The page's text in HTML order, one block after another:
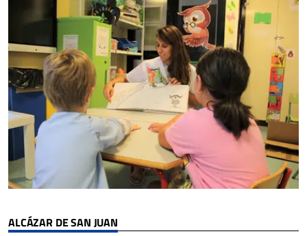
ALCÁZAR DE SAN JUAN